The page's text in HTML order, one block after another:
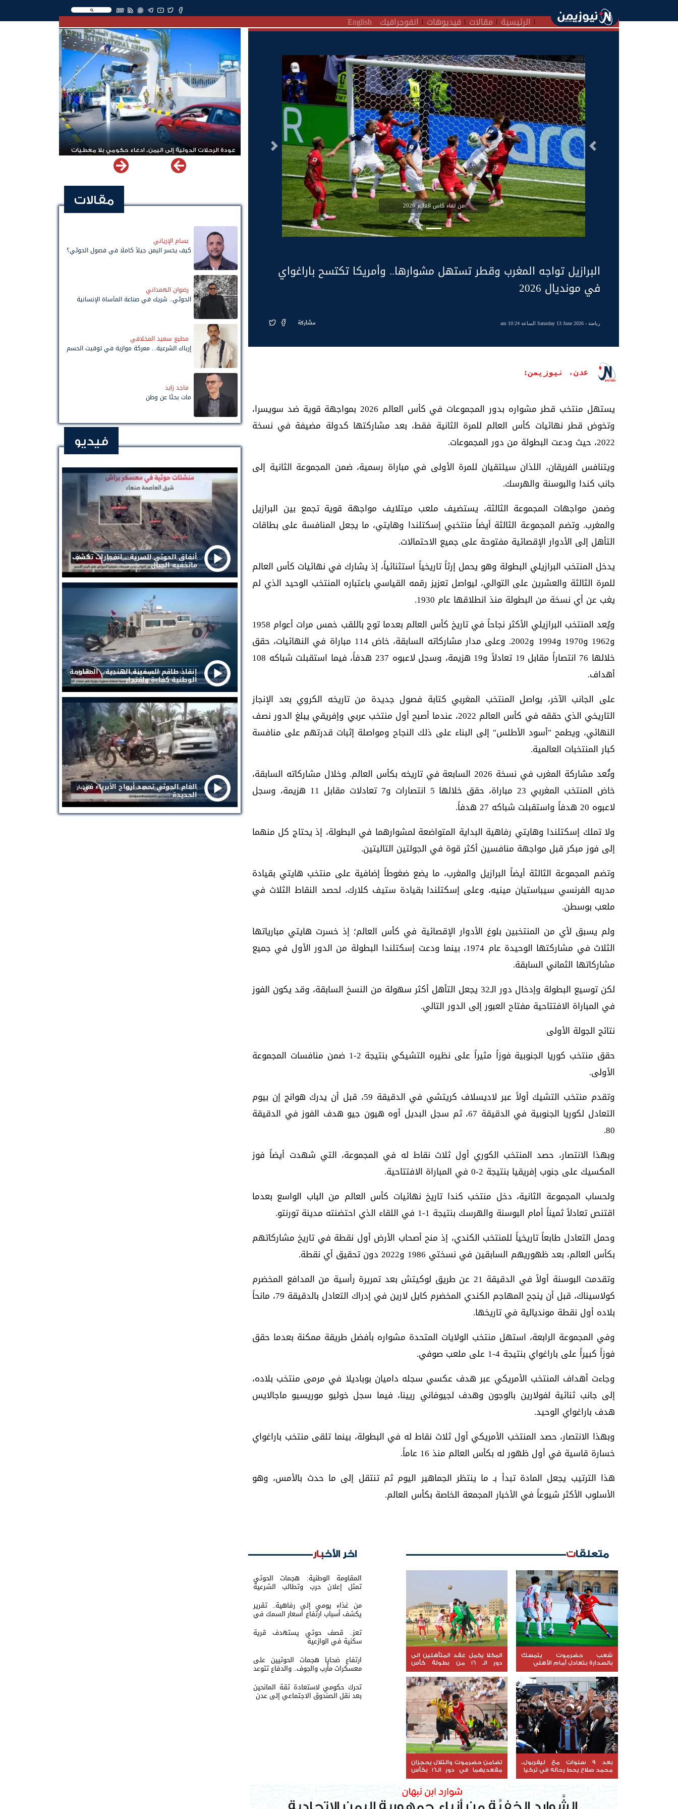
EN
الرئيسية مقالات فيديوهات انفوجرافيك English
من لقاء كاس العالم 2026
السابق التالى
البرازيل تواجه المغرب وقطر تستهل مشوارها.. وأمريكا تكتسح باراغواي
في مونديال 2026
رياضة- Saturday 13 June 2026 الساعة 10:24 am مشاركة
عدن، نيوزيمن:
يستهل منتخب قطر مشواره بدور المجموعات في كأس العالم 2026 بمواجهة قوية ضد سويسرا،
وتخوض قطر نهائيات كأس العالم للمرة الثانية فقط، بعد مشاركتها كدولة مضيفة في نسخة
2022، حيث ودعت البطولة من دور المجموعات.
ويتنافس الفريقان، اللذان سيلتقيان للمرة الأولى في مباراة رسمية، ضمن المجموعة الثانية إلى
جانب كندا والبوسنة والهرسك.
وضمن مواجهات المجموعة الثالثة، يستضيف ملعب ميتلايف مواجهة قوية تجمع بين البرازيل
والمغرب. وتضم المجموعة الثالثة أيضاً منتخبي إسكتلندا وهايتي، ما يجعل المنافسة على بطاقات
التأهل إلى الأدوار الإقصائية مفتوحة على جميع الاحتمالات.
يدخل المنتخب البرازيلي البطولة وهو يحمل إرثاً تاريخياً استثنائياً، إذ يشارك في نهائيات كأس العالم
للمرة الثالثة والعشرين على التوالي، ليواصل تعزيز رقمه القياسي باعتباره المنتخب الوحيد الذي لم
يغب عن أي نسخة من البطولة منذ انطلاقها عام 1930.
ويُعد المنتخب البرازيلي الأكثر نجاحاً في تاريخ كأس العالم بعدما توج باللقب خمس مرات أعوام 1958
و1962 و1970 و1994 و2002. وعلى مدار مشاركاته السابقة، خاض 114 مباراة في النهائيات، حقق
خلالها 76 انتصاراً مقابل 19 تعادلاً و19 هزيمة، وسجل لاعبوه 237 هدفاً، فيما استقبلت شباكه 108
أهداف.
على الجانب الآخر، يواصل المنتخب المغربي كتابة فصول جديدة من تاريخه الكروي بعد الإنجاز
التاريخي الذي حققه في كأس العالم 2022، عندما أصبح أول منتخب عربي وإفريقي يبلغ الدور نصف
النهائي، ويطمح "أسود الأطلس" إلى البناء على ذلك النجاح ومواصلة إثبات قدرتهم على منافسة
كبار المنتخبات العالمية.
وتُعد مشاركة المغرب في نسخة 2026 السابعة في تاريخه بكأس العالم. وخلال مشاركاته السابقة،
خاض المنتخب المغربي 23 مباراة، حقق خلالها 5 انتصارات و7 تعادلات مقابل 11 هزيمة، وسجل
لاعبوه 20 هدفاً واستقبلت شباكه 27 هدفاً.
ولا تملك إسكتلندا وهايتي رفاهية البداية المتواضعة لمشوارهما في البطولة، إذ يحتاج كل منهما
إلى فوز مبكر قبل مواجهة منافسين أكثر قوة في الجولتين التاليتين.
وتضم المجموعة الثالثة أيضاً البرازيل والمغرب، ما يضع ضغوطاً إضافية على منتخب هايتي بقيادة
مدربه الفرنسي سيباستيان مينيه، وعلى إسكتلندا بقيادة ستيف كلارك، لحصد النقاط الثلاث في
ملعب بوسطن.
ولم يسبق لأي من المنتخبين بلوغ الأدوار الإقصائية في كأس العالم؛ إذ خسرت هايتي مبارياتها
الثلاث في مشاركتها الوحيدة عام 1974، بينما ودعت إسكتلندا البطولة من الدور الأول في جميع
مشاركاتها الثماني السابقة.
لكن توسيع البطولة وإدخال دور الـ32 يجعل التأهل أكثر سهولة من النسخ السابقة، وقد يكون الفوز
في المباراة الافتتاحية مفتاح العبور إلى الدور التالي.
نتائج الجولة الأولى
حقق منتخب كوريا الجنوبية فوزاً مثيراً على نظيره التشيكي بنتيجة 2-1 ضمن منافسات المجموعة
الأولى.
وتقدم منتخب التشيك أولاً عبر لاديسلاف كريتشي في الدقيقة 59، قبل أن يدرك هوانج إن بيوم
التعادل لكوريا الجنوبية في الدقيقة 67، ثم سجل البديل أوه هيون جيو هدف الفوز في الدقيقة
80.
وبهذا الانتصار، حصد المنتخب الكوري أول ثلاث نقاط له في المجموعة، التي شهدت أيضاً فوز
المكسيك على جنوب إفريقيا بنتيجة 2-0 في المباراة الافتتاحية.
ولحساب المجموعة الثانية، دخل منتخب كندا تاريخ نهائيات كأس العالم من الباب الواسع بعدما
اقتنص تعادلاً ثميناً أمام البوسنة والهرسك بنتيجة 1-1 في اللقاء الذي احتضنته مدينة تورنتو.
وحمل التعادل طابعاً تاريخياً للمنتخب الكندي، إذ منح أصحاب الأرض أول نقطة في تاريخ مشاركاتهم
بكأس العالم، بعد ظهوريهم السابقين في نسختي 1986 و2022 دون تحقيق أي نقطة.
وتقدمت البوسنة أولاً في الدقيقة 21 عن طريق لوكيتش بعد تمريرة رأسية من المدافع المخضرم
كولاسيناك، قبل أن ينجح المهاجم الكندي المخضرم كايل لارين في إدراك التعادل بالدقيقة 79، مانحاً
بلاده أول نقطة مونديالية في تاريخها.
وفي المجموعة الرابعة، استهل منتخب الولايات المتحدة مشواره بأفضل طريقة ممكنة بعدما حقق
فوزاً كبيراً على باراغواي بنتيجة 4-1 على ملعب صوفي.
وجاءت أهداف المنتخب الأمريكي عبر هدف عكسي سجله داميان بوباديلا في مرمى منتخب بلاده،
إلى جانب ثنائية لفولارين بالوجون وهدف لجيوفاني ريينا، فيما سجل خوليو موريسيو ماجالايس
هدف باراغواي الوحيد.
وبهذا الانتصار، حصد المنتخب الأمريكي أول ثلاث نقاط له في البطولة، بينما تلقى منتخب باراغواي
خسارة قاسية في أول ظهور له بكأس العالم منذ 16 عاماً.
هذا الترتيب يجعل المادة تبدأ بـ ما ينتظر الجماهير اليوم ثم تنتقل إلى ما حدث بالأمس، وهو
الأسلوب الأكثر شيوعاً في الأخبار المجمعة الخاصة بكأس العالم.
متعلقات
شعب حضرموت يتمسك
بالصدارة بتعادل أمام الأهلي
المكلا يكمل عقد المتأهلين الى
دور الـ 16 من بطولة كأس
الجمهورية
بعد 9 سنوات مع ليفربول..
محمد صلاح يحط رحاله في تركيا
تضامن حضرموت والتلال يحجزان
مقعديهما في دور الـ16 بكأس
الجمهورية
اخر الأخبار
المقاومة الوطنية: هجمات الحوثي
تمثل إعلان حرب وتطالب الشرعية
بتحريك الجبهات
من غذاء يومي إلى رفاهية.. تقرير
يكشف أسباب ارتفاع أسعار السمك في
تعز.. قصف حوثي يستهدف قرية
سكنية في الوازعية
ارتفاع ضحايا هجمات الحوثيين على
معسكرات مأرب والجوف.. والدفاع تتوعد
تحرك حكومي لاستعادة ثقة المانحين
بعد نقل الصندوق الاجتماعي إلى عدن
عودة الرحلات الدولية إلى اليمن.. ادعاء حكومي بلا معطيات
مقالات
بسام الإرياني
كيف يخسر اليمن جيلاً كاملًا في فصول الحوثي؟
رضوان الهمداني
الحوثي.. شريك في صناعة المأساة الإنسانية
مطيع سعيد المخلافي
إرباك الشرعية... معركة موازية في توقيت الحسم
ماجد زايد
مات بحثًا عن وطن
فيديو
أنفاق الحوثي السرية .. انفجارات تكشف
ماتخفيه الجبال
إنقاذ طاقم السفينة الهندية .. المقاومة
الوطنية كفاءة واقتدار
الغام الحوثي تحصد أرواح الأبرياء في
الحديدة